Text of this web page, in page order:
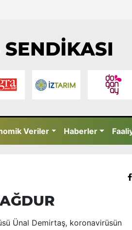
Veriler Haberler
Ünal Demirtaş, koronavirüsün